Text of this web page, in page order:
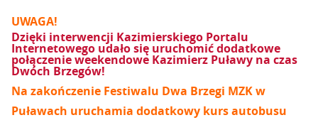
UWAGA!
Dzięki interwencji Kazimierskiego Portalu
Internetowego udało się uruchomić dodatkowe
połączenie weekendowe Kazimierz Puławy na czas
Dwóch Brzegów!
Na zakończenie Festiwalu Dwa Brzegi MZK w
Puławach uruchamia dodatkowy kurs autobusu